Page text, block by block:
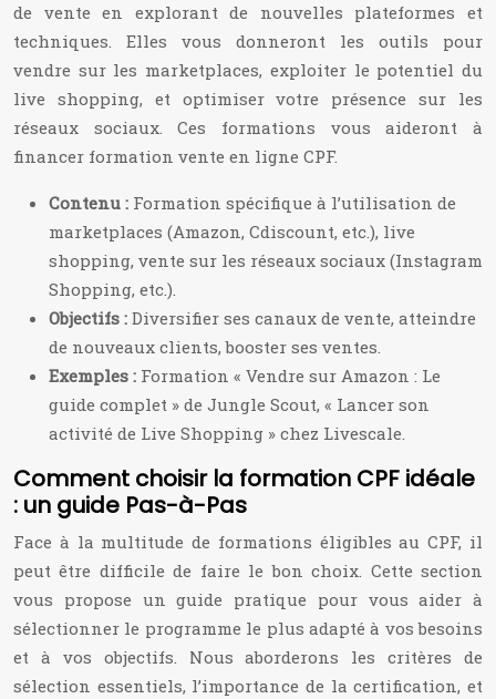
de vente en explorant de nouvelles plateformes et
techniques. Elles vous donneront les outils pour
vendre sur les marketplaces, exploiter le potentiel du
live shopping, et optimiser votre présence sur les
réseaux sociaux. Ces formations vous aideront à
financer formation vente en ligne CPF.
Contenu : Formation spécifique à l’utilisation de
marketplaces (Amazon, Cdiscount, etc.), live
shopping, vente sur les réseaux sociaux (Instagram
Shopping, etc.).
Objectifs : Diversifier ses canaux de vente, atteindre
de nouveaux clients, booster ses ventes.
Exemples : Formation « Vendre sur Amazon : Le
guide complet » de Jungle Scout, « Lancer son
activité de Live Shopping » chez Livescale.
Comment choisir la formation CPF idéale
: un guide Pas-à-Pas
Face à la multitude de formations éligibles au CPF, il
peut être difficile de faire le bon choix. Cette section
vous propose un guide pratique pour vous aider à
sélectionner le programme le plus adapté à vos besoins
et à vos objectifs. Nous aborderons les critères de
sélection essentiels, l’importance de la certification, et